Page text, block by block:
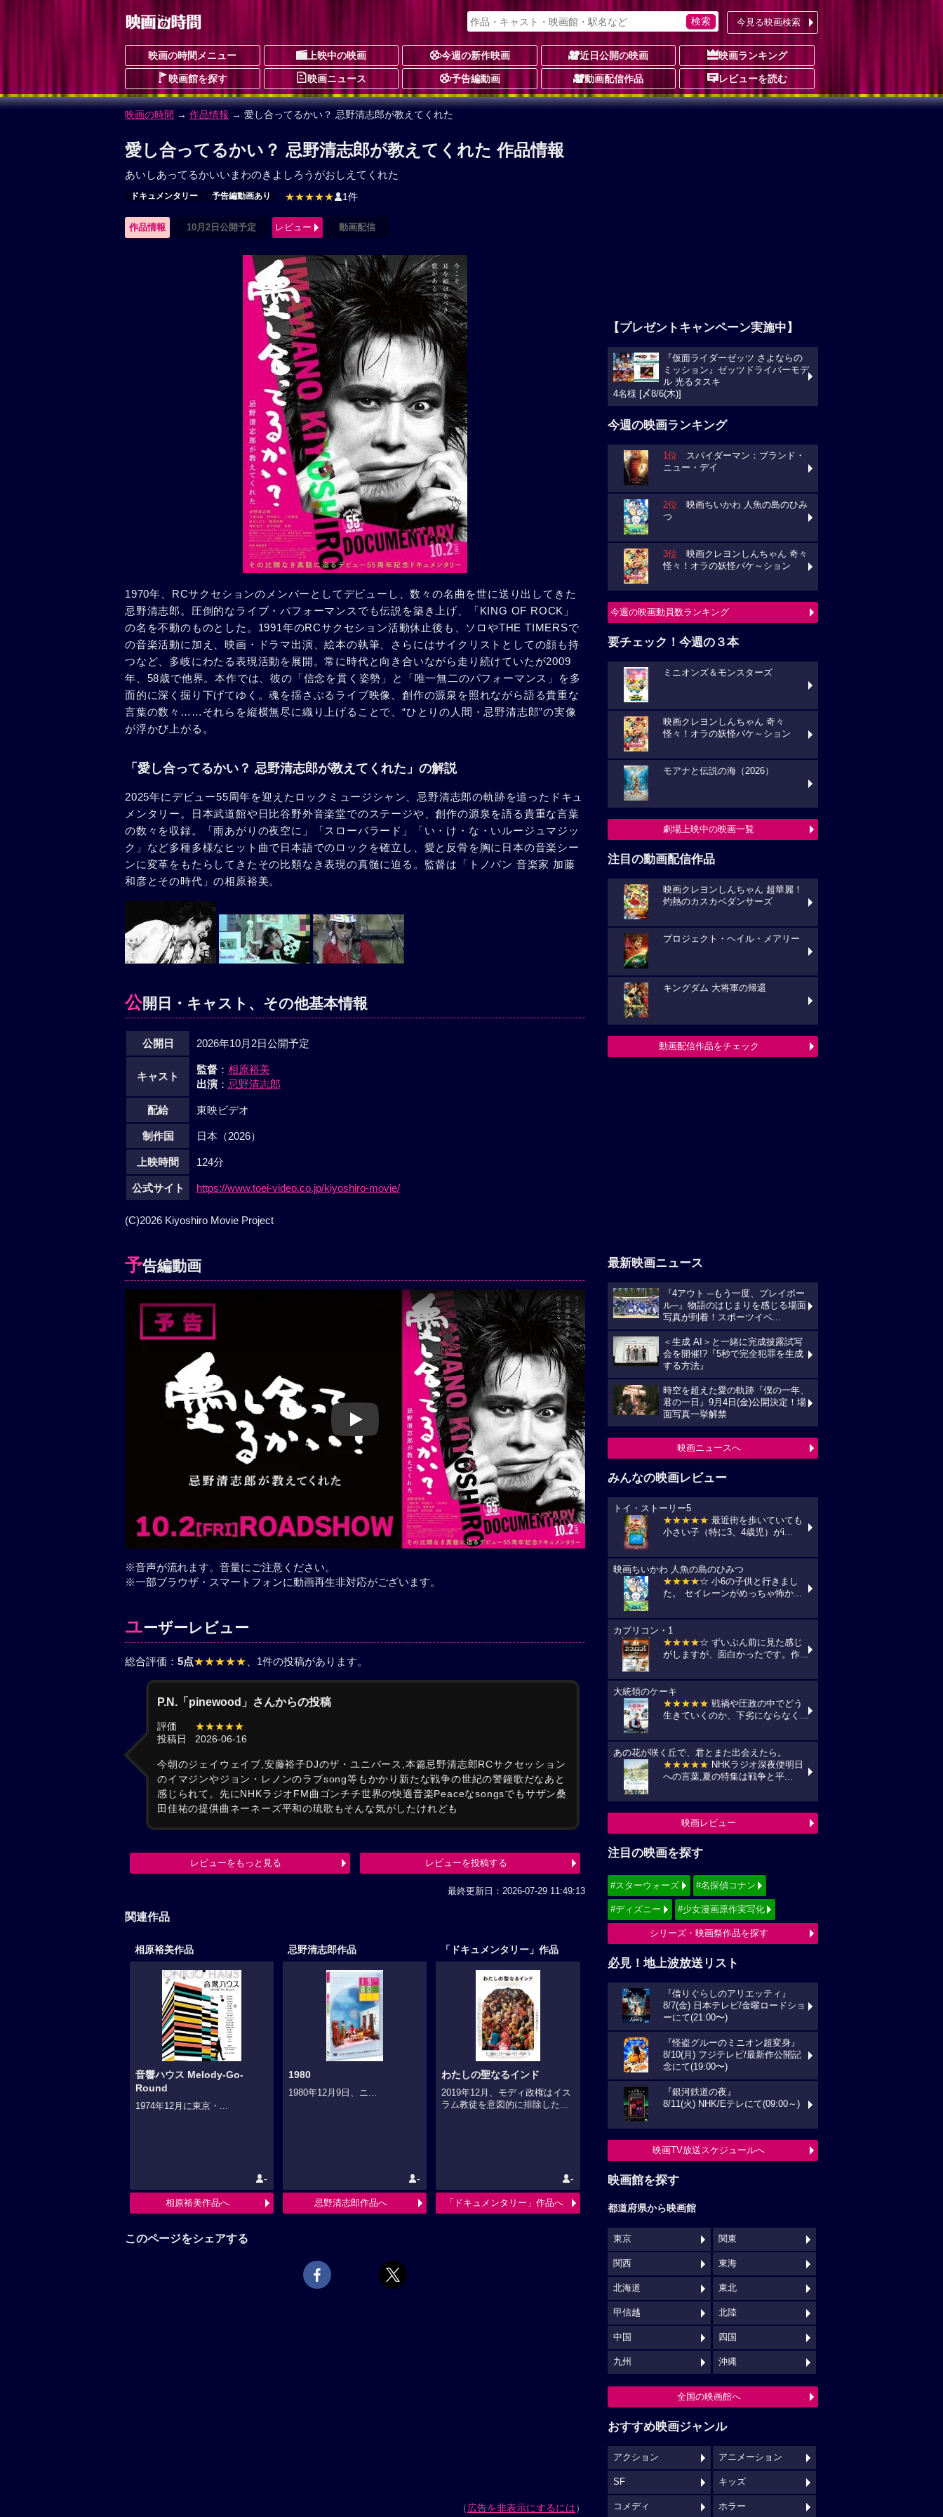
今見る映画検索
映画の時間メニュー 上映中の映画 今週の新作映画 近日公開の映画 映画ランキング
映画館を探す 映画ニュース 予告編動画 動画配信作品 レビューを読む
映画の時間 → 作品情報 → 愛し合ってるかい？ 忌野清志郎が教えてくれた
愛し合ってるかい？ 忌野清志郎が教えてくれた 作品情報
あいしあってるかいいまわのきよしろうがおしえてくれた
ドキュメンタリー 予告編動画あり ★★★★★ 1件
作品情報 10月2日公開予定 レビュー 動画配信
1970年、RCサクセションのメンバーとしてデビューし、数々の名曲を世に送り出してきた
忌野清志郎。圧倒的なライブ・パフォーマンスでも伝説を築き上げ、「KING OF ROCK」
の名を不動のものとした。1991年のRCサクセション活動休止後も、ソロやTHE TIMERSで
の音楽活動に加え、映画・ドラマ出演、絵本の執筆、さらにはサイクリストとしての顔も持
つなど、多岐にわたる表現活動を展開。常に時代と向き合いながら走り続けていたが2009
年、58歳で他界。本作では、彼の「信念を貫く姿勢」と「唯一無二のパフォーマンス」を多
面的に深く掘り下げてゆく。魂を揺さぶるライブ映像、創作の源泉を照れながら語る貴重な
言葉の数々……それらを縦横無尽に織り上げることで、“ひとりの人間・忌野清志郎”の実像
が浮かび上がる。
「愛し合ってるかい？ 忌野清志郎が教えてくれた」の解説
2025年にデビュー55周年を迎えたロックミュージシャン、忌野清志郎の軌跡を追ったドキュ
メンタリー。日本武道館や日比谷野外音楽堂でのステージや、創作の源泉を語る貴重な言葉
の数々を収録。「雨あがりの夜空に」「スローバラード」「い・け・な・いルージュマジッ
ク」など多種多様なヒット曲で日本語でのロックを確立し、愛と反骨を胸に日本の音楽シー
ンに変革をもたらしてきたその比類なき表現の真髄に迫る。監督は「トノバン 音楽家 加藤
和彦とその時代」の相原裕美。
公開日・キャスト、その他基本情報
公開日 2026年10月2日公開予定
キャスト
監督： 相原裕美
出演： 忌野清志郎
配給 東映ビデオ
制作国 日本（2026）
上映時間 124分
公式サイト https://www.toei-video.co.jp/kiyoshiro-movie/
(C)2026 Kiyoshiro Movie Project
予告編動画
Play
※音声が流れます。音量にご注意ください。
※一部ブラウザ・スマートフォンに動画再生非対応がございます。
ユーザーレビュー
総合評価： 5点★★★★★ 、1件の投稿があります。
P.N.「pinewood」さんからの投稿
評価
★★★★★
投稿日
2026-06-16
今朝のジェイウェイブ,安藤裕子DJのザ・ユニバース,本篇忌野清志郎RCサクセッション
のイマジンやジョン・レノンのラブsong等もかかり新たな戦争の世紀の警鐘歌だなあと
感じられて。先にNHKラジオFM曲ゴンチチ世界の快適音楽Peaceなsongsでもサザン桑
田佳祐の提供曲ネーネーズ平和の琉歌もそんな気がしたけれども
レビューをもっと見る レビューを投稿する
最終更新日：2026-07-29 11:49:13
関連作品
相原裕美作品
音響ハウス Melody-Go-
Round
1974年12月に東京・...
-
相原裕美作品へ
忌野清志郎作品
1980
1980年12月9日、ニ...
-
忌野清志郎作品へ
「ドキュメンタリー」作品
わたしの聖なるインド
2019年12月、モディ政権はイス
ラム教徒を意図的に排除した...
-
「ドキュメンタリー」作品へ
このページをシェアする
（広告を非表示にするには）
【プレゼントキャンペーン実施中】
『仮面ライダーゼッツ さよならの
ミッション』ゼッツドライバーモデ
ル 光るタスキ
4名様 [〆8/6(木)]
今週の映画ランキング
1位 スパイダーマン：ブランド・
ニュー・デイ
2位 映画ちいかわ 人魚の島のひみ
つ
3位 映画クレヨンしんちゃん 奇々
怪々！オラの妖怪バケ～ション
今週の映画動員数ランキング
要チェック！今週の３本
ミニオンズ＆モンスターズ
映画クレヨンしんちゃん 奇々
怪々！オラの妖怪バケ～ション
モアナと伝説の海（2026）
劇場上映中の映画一覧
注目の動画配信作品
映画クレヨンしんちゃん 超華麗！
灼熱のカスカベダンサーズ
プロジェクト・ヘイル・メアリー
キングダム 大将軍の帰還
動画配信作品をチェック
最新映画ニュース
『4アウト ─もう一度、プレイボー
ル─』物語のはじまりを感じる場面
写真が到着！スポーツイベ...
＜生成 AI＞と一緒に完成披露試写
会を開催!?『5秒で完全犯罪を生成
する方法』
時空を超えた愛の軌跡『僕の一年、
君の一日』9月4日(金)公開決定！場
面写真一挙解禁
映画ニュースへ
みんなの映画レビュー
トイ・ストーリー5
★★★★★ 最近街を歩いていても
小さい子（特に3、4歳児）がi...
映画ちいかわ 人魚の島のひみつ
★★★★☆ 小6の子供と行きまし
た。 セイレーンがめっちゃ怖か...
カプリコン・1
★★★★☆ ずいぶん前に見た感じ
がしますが、面白かったです。作...
大統領のケーキ
★★★★★ 戦禍や圧政の中でどう
生きていくのか、下劣にならなく...
あの花が咲く丘で、君とまた出会えたら。
★★★★★ NHKラジオ深夜便明日
への言葉,夏の特集は戦争と平...
映画レビュー
注目の映画を探す
#スターウォーズ #名探偵コナン
#ディズニー #少女漫画原作実写化
シリーズ・映画祭作品を探す
必見！地上波放送リスト
『借りぐらしのアリエッティ』
8/7(金) 日本テレビ/金曜ロードショ
ーにて(21:00〜)
『怪盗グルーのミニオン超変身』
8/10(月) フジテレビ/最新作公開記
念にて(19:00〜)
『銀河鉄道の夜』
8/11(火) NHK/Eテレにて(09:00～)
映画TV放送スケジュールへ
映画館を探す
都道府県から映画館
東京 関東
関西 東海
北海道 東北
甲信越 北陸
中国 四国
九州 沖縄
全国の映画館へ
おすすめ映画ジャンル
アクション アニメーション
SF キッズ
コメディ ホラー